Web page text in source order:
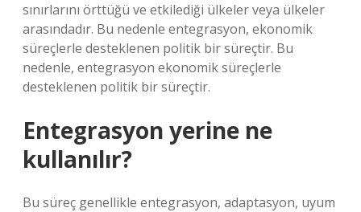
sınırlarını örttüğü ve etkilediği ülkeler veya ülkeler
arasındadır. Bu nedenle entegrasyon, ekonomik
süreçlerle desteklenen politik bir süreçtir. Bu
nedenle, entegrasyon ekonomik süreçlerle
desteklenen politik bir süreçtir.
Entegrasyon yerine ne
kullanılır?
Bu süreç genellikle entegrasyon, adaptasyon, uyum